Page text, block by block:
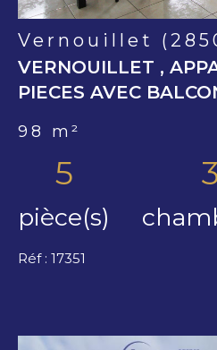
Vernouillet
VERNOUILLET ,
PIECES AVEC
98 m²
5
pièce(s)
3
Réf : 17351